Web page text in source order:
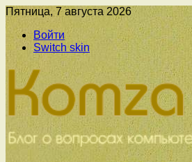
Пятница, 7 августа 2026
Войти
Switch skin